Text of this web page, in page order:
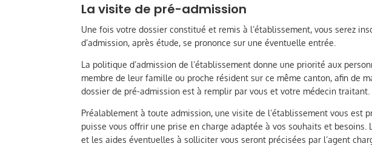
La visite de pré-admission
Une fois votre dossier constitué et remis à l’établissement, vous serez
d’admission, après étude, se prononce sur une éventuelle entrée.
La politique d’admission de l’établissement donne une priorité aux
membre de leur famille ou proche résident sur ce même canton, afin de
dossier de pré-admission est à remplir par vous et votre médecin traitant.
Préalablement à toute admission, une visite de l’établissement vous est
puisse vous offrir une prise en charge adaptée à vos souhaits et
et les aides éventuelles à solliciter vous seront précisées par l’agent